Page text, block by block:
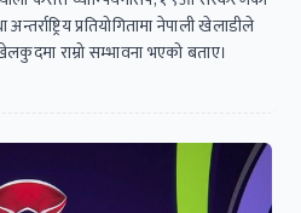
प्रतियोगितामा नेपाली खेलाडीले
राम्रो सम्भावना भएको बताए।